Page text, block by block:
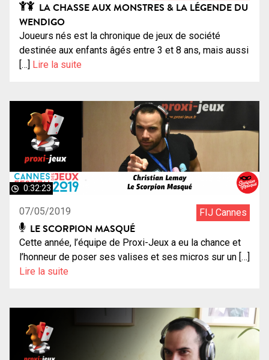
LA CHASSE AUX MONSTRES & LA LÉGENDE DU
WENDIGO
Joueurs nés est la chronique de jeux de société
destinée aux enfants âgés entre 3 et 8 ans, mais aussi
[…] Lire la suite
0:32:23
07/05/2019 FIJ Cannes
LE SCORPION MASQUÉ
Cette année, l’équipe de Proxi-Jeux a eu la chance et
l’honneur de poser ses valises et ses micros sur un […]
Lire la suite